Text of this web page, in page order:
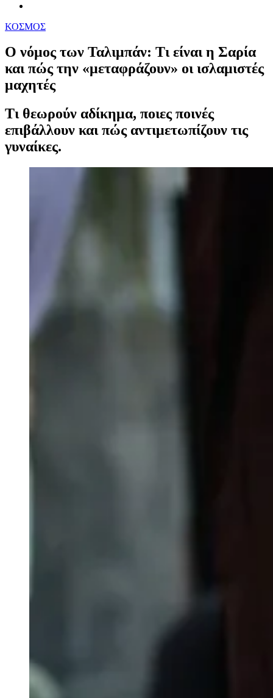
ΚΟΣΜΟΣ
Ο νόμος των Ταλιμπάν: Τι είναι η Σαρία
και πώς την «μεταφράζουν» οι ισλαμιστές
μαχητές
Τι θεωρούν αδίκημα, ποιες ποινές
επιβάλλουν και πώς αντιμετωπίζουν τις
γυναίκες.